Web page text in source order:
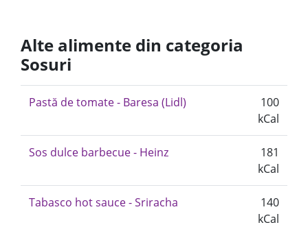
Alte alimente din categoria
Sosuri
Pastă de tomate - Baresa (Lidl)
100
kCal
Sos dulce barbecue - Heinz
181
kCal
Tabasco hot sauce - Sriracha
140
kCal